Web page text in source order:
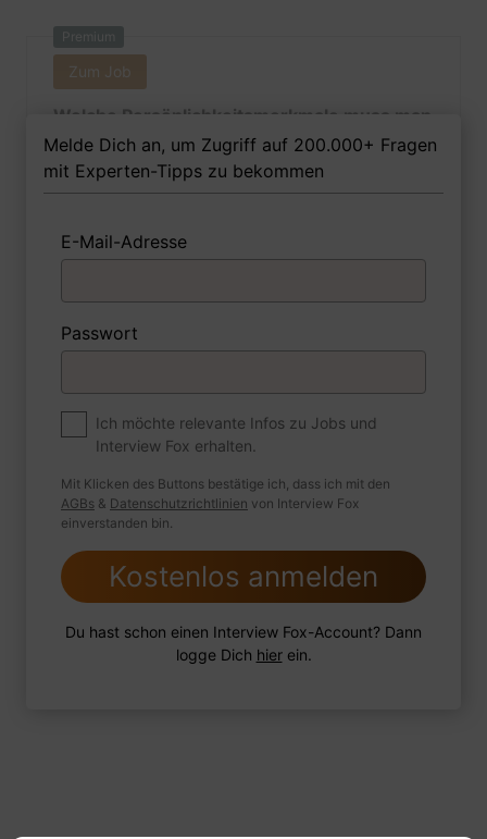
Premium
Zum Job
Welche Persönlichkeitsmerkmale muss man
als Maskenbildnerin Ihrer Meinung nach
besitzen, um in dem Job erfolgreich zu
sein?
1 FoxTipp Antwort schreiben Audio aufnehmen
Wie sind Sie mit einer Situation
umgegangen, in der Sie einen
leistungsschwachen Mitarbeiter hatten?
Melde Dich an, um Zugriff auf 200.000+ Fragen
mit Experten-Tipps zu bekommen
E-Mail-Adresse
Passwort
Ich möchte relevante Infos zu Jobs und
Interview Fox erhalten.
Mit Klicken des Buttons bestätige ich, dass ich mit den
AGBs & Datenschutzrichtlinien von Interview Fox
einverstanden bin.
Kostenlos anmelden
Du hast schon einen Interview Fox-Account? Dann
logge Dich hierein.